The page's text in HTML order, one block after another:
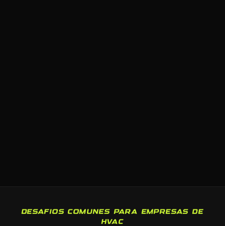
DESAFIOS COMUNES PARA EMPRESAS DE
HVAC